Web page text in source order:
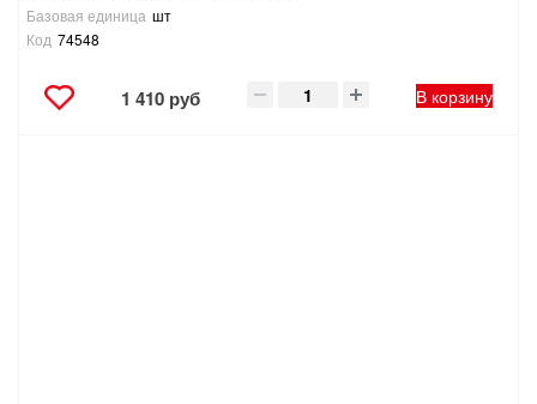
Базовая единица шт
Код 74548
1 410 руб В корзину